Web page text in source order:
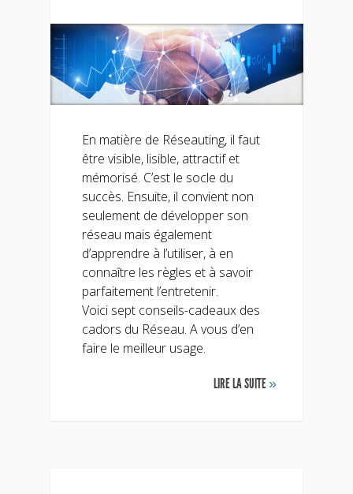
En matière de Réseauting, il faut
être visible, lisible, attractif et
mémorisé. C’est le socle du
succès. Ensuite, il convient non
seulement de développer son
réseau mais également
d’apprendre à l’utiliser, à en
connaître les règles et à savoir
parfaitement l’entretenir.
Voici sept conseils-cadeaux des
cadors du Réseau. A vous d’en
faire le meilleur usage.
LIRE LA SUITE»